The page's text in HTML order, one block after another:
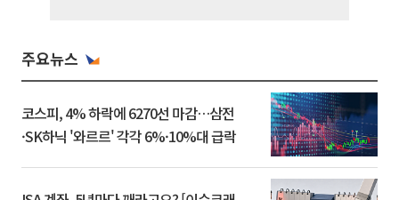
주요뉴스
코스피, 4% 하락에 6270선 마감…삼전
·SK하닉 '와르르' 각각 6%·10%대 급락